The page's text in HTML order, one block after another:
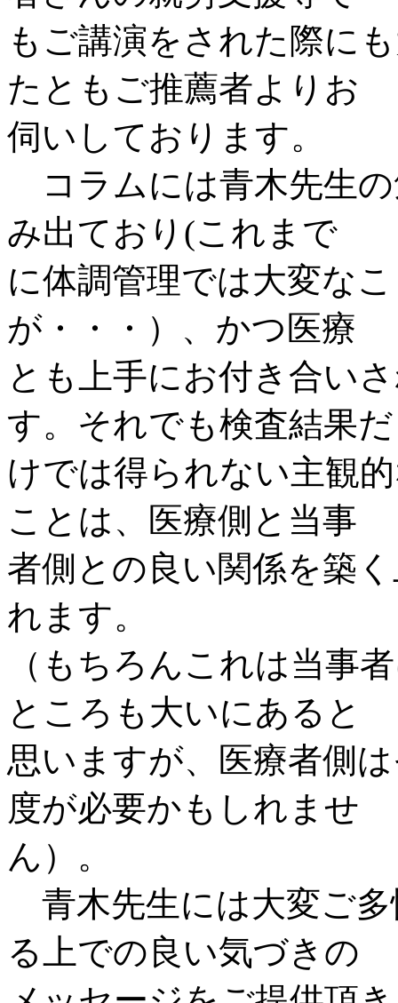
もご講演をされた際に
たともご推薦者よりお
伺いしております。
コラムには青木先生
み出ており(これまで
に体調管理では大変な
が・・・）、かつ医療
とも上手にお付き合い
す。それでも検査結果だ
けでは得られない主観
ことは、医療側と当事
者側との良い関係を築
れます。
（もちろんこれは当事
ところも大いにあると
思いますが、医療者側
度が必要かもしれませ
ん）。
青木先生には大変ご
る上での良い気づきの